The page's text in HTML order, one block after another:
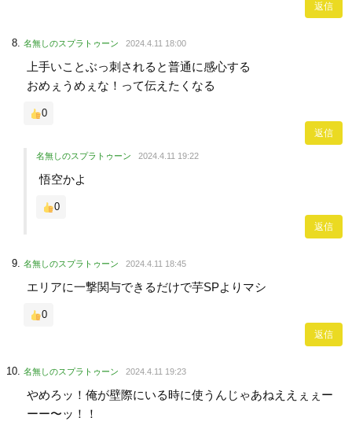
返信
名無しのスプラトゥーン 2024.4.11 18:00
上手いことぶっ刺されると普通に感心する
おめぇうめぇな！って伝えたくなる
0
返信
名無しのスプラトゥーン 2024.4.11 19:22
悟空かよ
0
返信
名無しのスプラトゥーン 2024.4.11 18:45
エリアに一撃関与できるだけで芋SPよりマシ
0
返信
名無しのスプラトゥーン 2024.4.11 19:23
やめろッ！俺が壁際にいる時に使うんじゃあねええぇぇー
ーー〜ッ！！